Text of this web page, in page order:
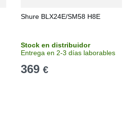
Shure BLX24E/SM58 H8E
Stock en distribuidor
Entrega en 2-3 días laborables
369 €